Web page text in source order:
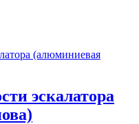
эскалатора